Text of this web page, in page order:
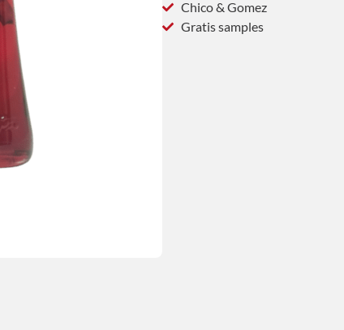
Chico & Gomez
Gratis samples